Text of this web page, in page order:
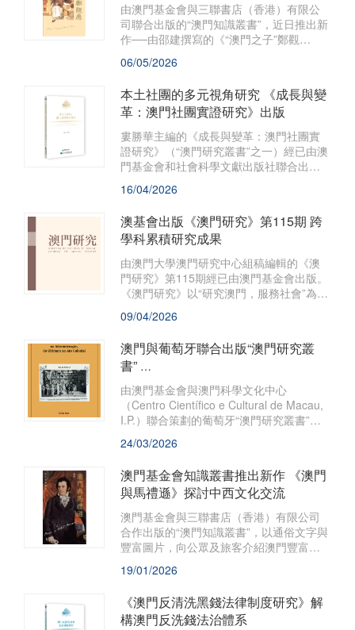
由澳門基金會與三聯書店（香港）有限公
司聯合出版的“澳門知識叢書”，近日推出新
作──由邵建撰寫的《“澳門之子”鄭觀
應》。澳門一直是有識之士施展抱負的平
台，而廣為人知的鄭觀應（1842—1921
年），一生心繫家國，充滿傳奇，其生平
尚有許多值得挖掘研究的空間，以及引人
入勝的故事。
06/05/2026
本土社團的多元視角研究 《成長與變
革：澳門社團實證研究》出版
婁勝華主編的《成長與變革：澳門社團實
證研究》（“澳門研究叢書”之一）經已由澳
門基金會和社會科學文獻出版社聯合出
版，並於全國（包括澳門地區）同時發
行。
16/04/2026
澳基會出版《澳門研究》第115期 跨
學科累積研究成果
由澳門大學澳門研究中心組稿編輯的《澳
門研究》第115期經已由澳門基金會出版。
《澳門研究》以“研究澳門，服務社會”為宗
旨，透過選編、刊登海內外人文社會科學
的研究論文，薈萃各家學術思想，是推動
和深化“澳門學”建設的重要陣地，深受學界
關注。
09/04/2026
澳門與葡萄牙聯合出版“澳門研究叢
書”
葡語新書探析里斯本與東方的行政管
治發展
由澳門基金會與澳門科學文化中心
（Centro Científico e Cultural de Macau,
I.P.）聯合策劃的葡萄牙“澳門研究叢書”之
一，Célia Reis撰寫的O Poder entre
Lisboa e o Oriente – Persistência e
Mudanças na Administração do Ultimato
ao Ato Colonial（《里斯本與東方之間的權
力──從“最後通牒”到“殖民法案”期間管治的
延續和變遷》）經已出版。該書以近代葡
萄牙海外管治體系為視角，
24/03/2026
澳門基金會知識叢書推出新作 《澳門
與馬禮遜》探討中西文化交流
澳門基金會與三聯書店（香港）有限公司
合作出版的“澳門知識叢書”，以通俗文字與
豐富圖片，向公眾及旅客介紹澳門豐富的
本土文化。近日，該叢書推出由劉偉博士
撰寫之新著《澳門與馬禮遜》，深入梳理
澳門在近代中西文化交流中的獨特角色，
現已於港澳地區同步發行。
19/01/2026
《澳門反清洗黑錢法律制度研究》解
構澳門反洗錢法治體系